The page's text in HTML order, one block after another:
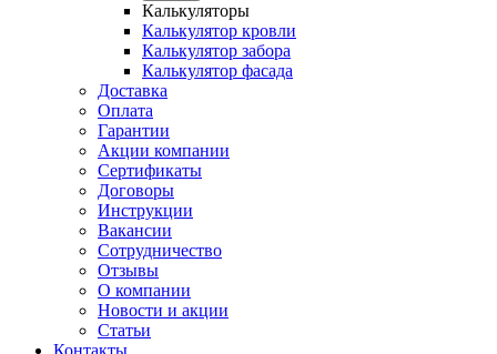
Калькуляторы
Калькулятор кровли
Калькулятор забора
Калькулятор фасада
Доставка
Оплата
Гарантии
Акции компании
Сертификаты
Договоры
Инструкции
Вакансии
Сотрудничество
Отзывы
О компании
Новости и акции
Статьи
Контакты